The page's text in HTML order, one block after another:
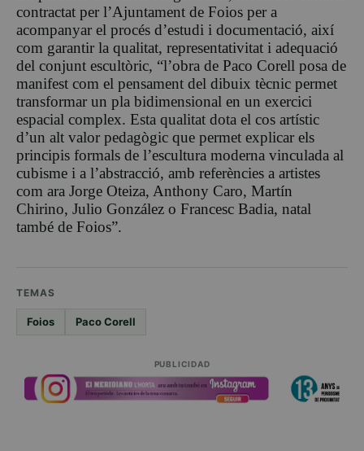
contractat per l’Ajuntament de Foios per a
acompanyar el procés d’estudi i documentació, així
com garantir la qualitat, representativitat i adequació
del conjunt escultòric, “l’obra de Paco Corell posa de
manifest com el pensament del dibuix tècnic permet
transformar un pla bidimensional en un exercici
espacial complex. Esta qualitat dota el cos artístic
d’un alt valor pedagògic que permet explicar els
principis formals de l’escultura moderna vinculada al
cubisme i a l’abstracció, amb referències a artistes
com ara Jorge Oteiza, Anthony Caro, Martín
Chirino, Julio González o Francesc Badia, natal
també de Foios”.
TEMAS
Foios Paco Corell
PUBLICIDAD